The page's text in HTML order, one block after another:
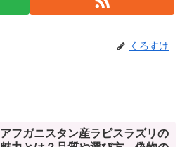
くろすけ
アフガニスタン産ラピスラズリの